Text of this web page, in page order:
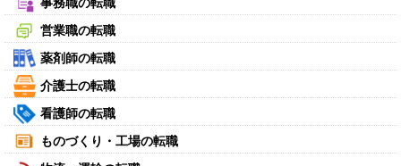
事務職の転職
営業職の転職
薬剤師の転職
介護士の転職
看護師の転職
ものづくり・工場の転職